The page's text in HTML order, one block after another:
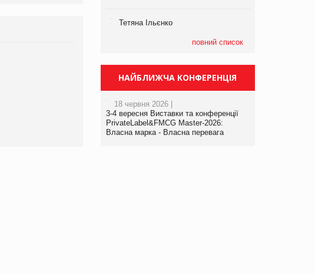
Брагина Людмила
Просування компанії на
www.trademaster.ua.
правила. Особливості.
Тетяна Ільєнко
повний список
НАЙБЛИЖЧА КОНФЕРЕНЦІЯ
18 червня 2026 |
3-4 вересня Виставки та конференції
PrivateLabel&FMCG Master-2026:
Власна марка - Власна перевага